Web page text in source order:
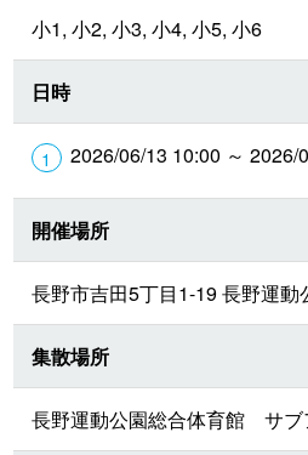
小1, 小2, 小3, 小4, 小5, 小6
日時
2026/06/13 10:00 ～ 2026/
開催場所
長野市吉田5丁目1-19 長野運
集散場所
長野運動公園総合体育館 サブ